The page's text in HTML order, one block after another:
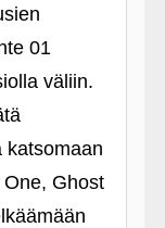
01
väliin.
katsomaan
Ghost